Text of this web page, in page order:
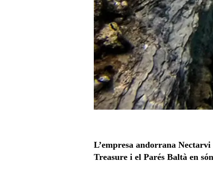
L’empresa andorrana
Treasure i el Parés Baltà en